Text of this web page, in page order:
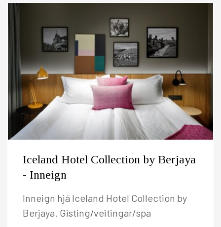
Iceland Hotel Collection by Berjaya
- Inneign
Inneign hjá Iceland Hotel Collection by
Berjaya. Gisting/veitingar/spa